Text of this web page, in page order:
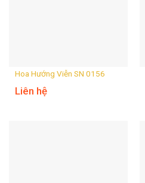
Hoa Hướng Viễn SN 0156
Liên hệ